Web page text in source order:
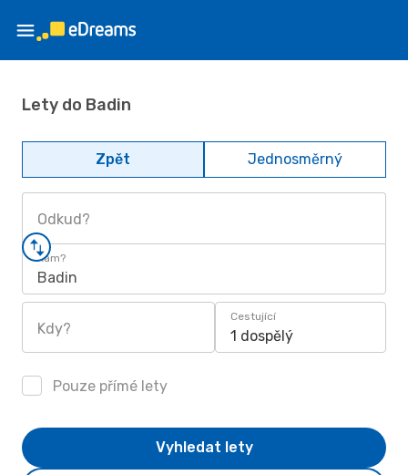
Lety do Badin
Zpět Jednosměrný
Odkud?
Kam?
Badin
Kdy?
Cestující
1 dospělý
Pouze přímé lety
Vyhledat lety